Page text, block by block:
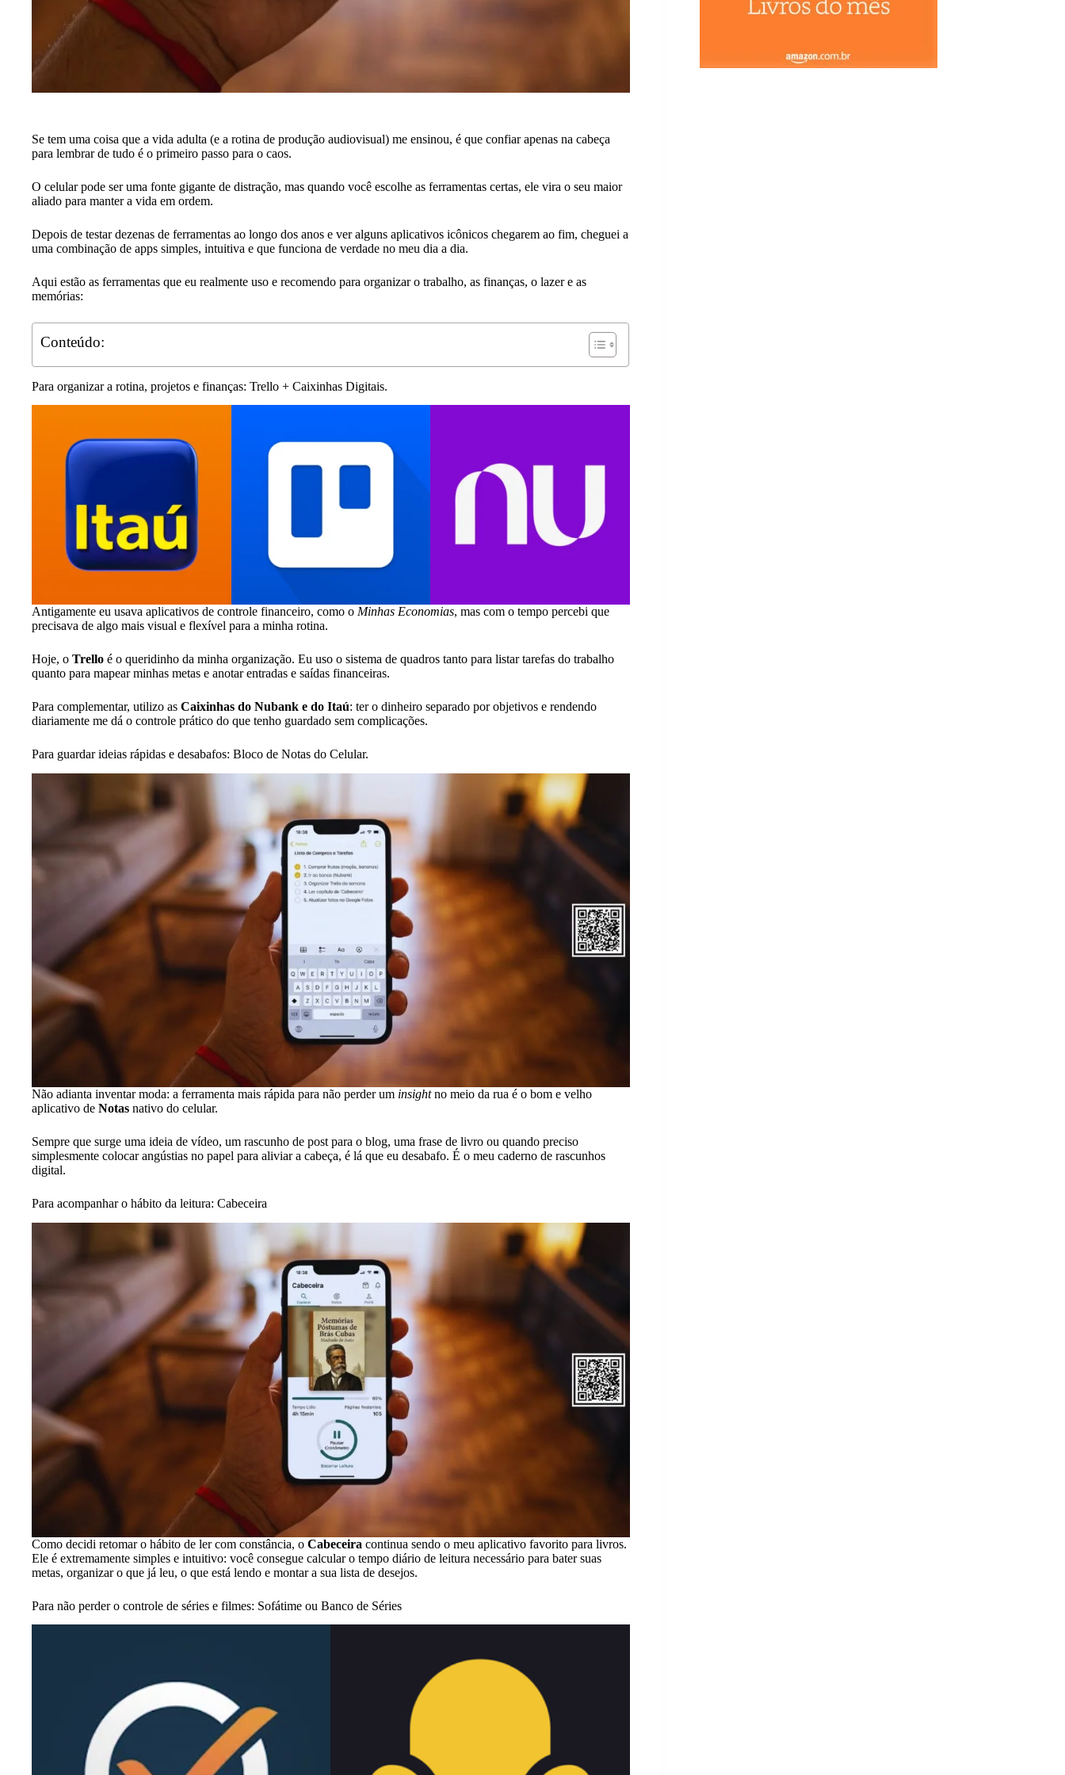
Se tem uma coisa que a vida adulta (e a rotina de produção audiovisual) me ensinou, é que confiar apenas na cabeça
para lembrar de tudo é o primeiro passo para o caos.
O celular pode ser uma fonte gigante de distração, mas quando você escolhe as ferramentas certas, ele vira o seu maior
aliado para manter a vida em ordem.
Depois de testar dezenas de ferramentas ao longo dos anos e ver alguns aplicativos icônicos chegarem ao fim, cheguei a
uma combinação de apps simples, intuitiva e que funciona de verdade no meu dia a dia.
Aqui estão as ferramentas que eu realmente uso e recomendo para organizar o trabalho, as finanças, o lazer e as
memórias:
Conteúdo:
Para organizar a rotina, projetos e finanças: Trello + Caixinhas Digitais.
Antigamente eu usava aplicativos de controle financeiro, como o Minhas Economias, mas com o tempo percebi que
precisava de algo mais visual e flexível para a minha rotina.
Hoje, o Trello é o queridinho da minha organização. Eu uso o sistema de quadros tanto para listar tarefas do trabalho
quanto para mapear minhas metas e anotar entradas e saídas financeiras.
Para complementar, utilizo as Caixinhas do Nubank e do Itaú: ter o dinheiro separado por objetivos e rendendo
diariamente me dá o controle prático do que tenho guardado sem complicações.
Para guardar ideias rápidas e desabafos: Bloco de Notas do Celular.
Não adianta inventar moda: a ferramenta mais rápida para não perder um insightno meio da rua é o bom e velho
aplicativo de Notas nativo do celular.
Sempre que surge uma ideia de vídeo, um rascunho de post para o blog, uma frase de livro ou quando preciso
simplesmente colocar angústias no papel para aliviar a cabeça, é lá que eu desabafo. É o meu caderno de rascunhos
digital.
Para acompanhar o hábito da leitura: Cabeceira
Como decidi retomar o hábito de ler com constância, o Cabeceira continua sendo o meu aplicativo favorito para livros.
Ele é extremamente simples e intuitivo: você consegue calcular o tempo diário de leitura necessário para bater suas
metas, organizar o que já leu, o que está lendo e montar a sua lista de desejos.
Para não perder o controle de séries e filmes: Sofátime ou Banco de Séries